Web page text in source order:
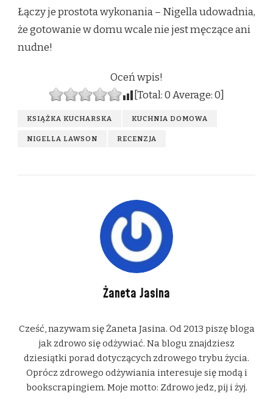
Łączy je prostota wykonania – Nigella udowadnia,
że gotowanie w domu wcale nie jest męczące ani
nudne!
Oceń wpis!
[Total:0Average:0]
KSIĄŻKA KUCHARSKA KUCHNIA DOMOWA
NIGELLA LAWSON RECENZJA
Żaneta Jasina
Cześć, nazywam się Żaneta Jasina. Od 2013 piszę bloga
jak zdrowo się odżywiać. Na blogu znajdziesz
dziesiątki porad dotyczących zdrowego trybu życia.
Oprócz zdrowego odżywiania interesuje się modą i
bookscrapingiem. Moje motto: Zdrowo jedz, pij i żyj.